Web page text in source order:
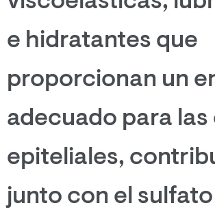
e hidratantes que
proporcionan un
adecuado para las
epiteliales,
junto con el